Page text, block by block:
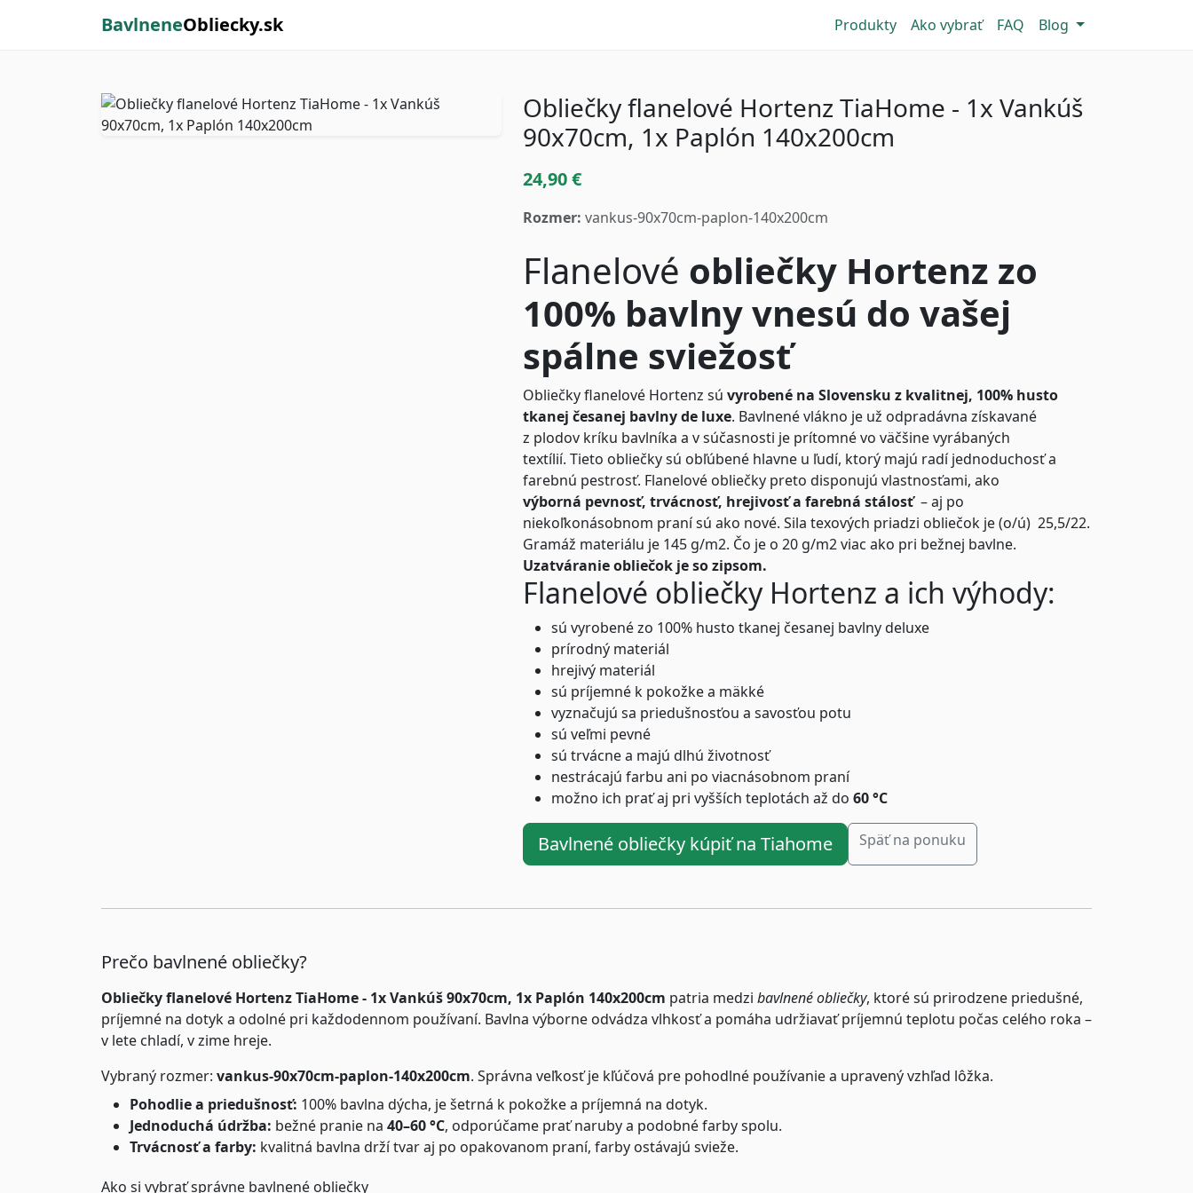
BavlneneObliecky.sk Produkty Ako vybrať FAQ Blog
Obliečky flanelové Hortenz TiaHome - 1x Vankúš
90x70cm, 1x Paplón 140x200cm
24,90 €
Rozmer: vankus-90x70cm-paplon-140x200cm
Flanelové obliečky Hortenz zo
100% bavlny vnesú do vašej
spálne sviežosť
Obliečky flanelové Hortenz sú vyrobené na Slovensku z kvalitnej, 100% husto
tkanej česanej bavlny de luxe. Bavlnené vlákno je už odpradávna získavané
z plodov kríku bavlníka a v súčasnosti je prítomné vo väčšine vyrábaných
textílií. Tieto obliečky sú obľúbené hlavne u ľudí, ktorý majú radí jednoduchosť a
farebnú pestrosť. Flanelové obliečky preto disponujú vlastnosťami, ako
výborná pevnosť, trvácnosť, hrejivosť a farebná stálosť – aj po
niekoľkonásobnom praní sú ako nové. Sila texových priadzi obliečok je (o/ú) 25,5/22.
Gramáž materiálu je 145 g/m2. Čo je o 20 g/m2 viac ako pri bežnej bavlne.
Uzatváranie obliečok je so zipsom.
Flanelové obliečky Hortenz a ich výhody:
sú vyrobené zo 100% husto tkanej česanej bavlny deluxe
prírodný materiál
hrejivý materiál
sú príjemné k pokožke a mäkké
vyznačujú sa priedušnosťou a savosťou potu
sú veľmi pevné
sú trvácne a majú dlhú životnosť
nestrácajú farbu ani po viacnásobnom praní
možno ich prať aj pri vyšších teplotách až do 60 °C
Bavlnené obliečky kúpiť na Tiahome Späť na ponuku
Prečo bavlnené obliečky?
Obliečky flanelové Hortenz TiaHome - 1x Vankúš 90x70cm, 1x Paplón 140x200cm patria medzi bavlnené obliečky, ktoré sú prirodzene priedušné,
príjemné na dotyk a odolné pri každodennom používaní. Bavlna výborne odvádza vlhkosť a pomáha udržiavať príjemnú teplotu počas celého roka –
v lete chladí, v zime hreje.
Vybraný rozmer: vankus-90x70cm-paplon-140x200cm. Správna veľkosť je kľúčová pre pohodlné používanie a upravený vzhľad lôžka.
Pohodlie a priedušnosť: 100% bavlna dýcha, je šetrná k pokožke a príjemná na dotyk.
Jednoduchá údržba: bežné pranie na 40–60 °C, odporúčame prať naruby a podobné farby spolu.
Trvácnosť a farby: kvalitná bavlna drží tvar aj po opakovanom praní, farby ostávajú svieže.
Ako si vybrať správne bavlnené obliečky